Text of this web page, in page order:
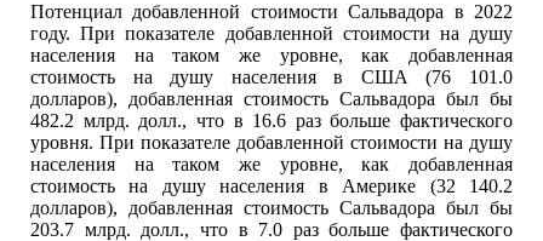
Потенциал добавленной стоимости Сальвадора в 2022
году. При показателе добавленной стоимости на душу
населения на таком же уровне, как добавленная
стоимость на душу населения в США (76 101.0
долларов), добавленная стоимость Сальвадора был бы
482.2 млрд. долл., что в 16.6 раз больше фактического
уровня. При показателе добавленной стоимости на душу
населения на таком же уровне, как добавленная
стоимость на душу населения в Америке (32 140.2
долларов), добавленная стоимость Сальвадора был бы
203.7 млрд. долл., что в 7.0 раз больше фактического